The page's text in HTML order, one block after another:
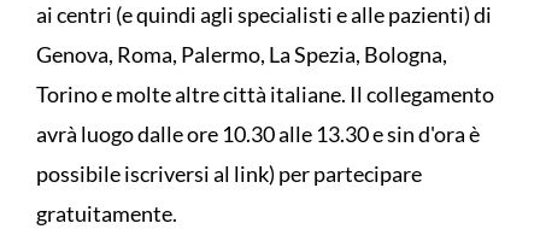
ai centri (e quindi agli specialisti e alle pazienti) di
Genova, Roma, Palermo, La Spezia, Bologna,
Torino e molte altre città italiane. Il collegamento
avrà luogo dalle ore 10.30 alle 13.30 e sin d'ora è
possibile iscriversi al link) per partecipare
gratuitamente.